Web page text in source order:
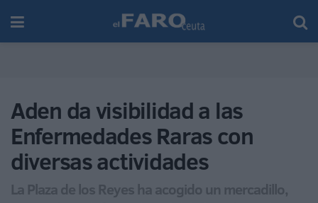
Aden da visibilidad a las
Enfermedades Raras con
diversas actividades
La Plaza de los Reyes ha acogido un mercadillo,